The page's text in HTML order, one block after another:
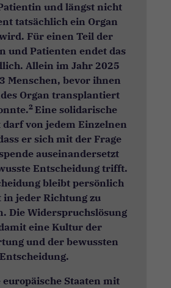
und längst nicht
tatsächlich ein Organ
Für einen Teil der
und Patienten endet das
Allein im Jahr 2025
Menschen, bevor ihnen
Organ transplantiert
2 Eine solidarische
darf von jedem Einzelnen
er sich mit der Frage
auseinandersetzt
Entscheidung trifft.
bleibt persönlich
in jeder Richtung zu
Die Widerspruchslösung
eine Kultur der
und der bewussten
Entscheidung.
europäische Staaten mit